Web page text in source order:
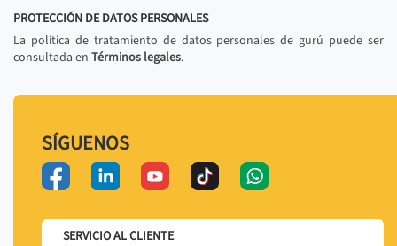
PROTECCIÓN DE DATOS PERSONALES
La política de tratamiento de datos personales de gurú puede ser
consultada en Términos legales.
SÍGUENOS
SERVICIO AL CLIENTE